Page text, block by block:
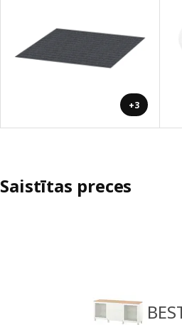
+3
Saistītas preces